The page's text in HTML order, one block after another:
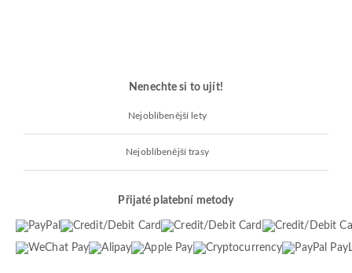
Nenechte si to ujít!
Nejoblíbenější lety
Nejoblíbenější trasy
Přijaté platební metody